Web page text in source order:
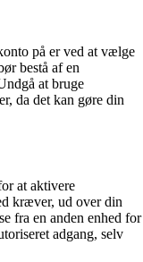
på er ved at vælge
bestå af en
at bruge
da det kan gøre din
at aktivere
kræver, ud over din
fra en anden enhed for
adgang, selv